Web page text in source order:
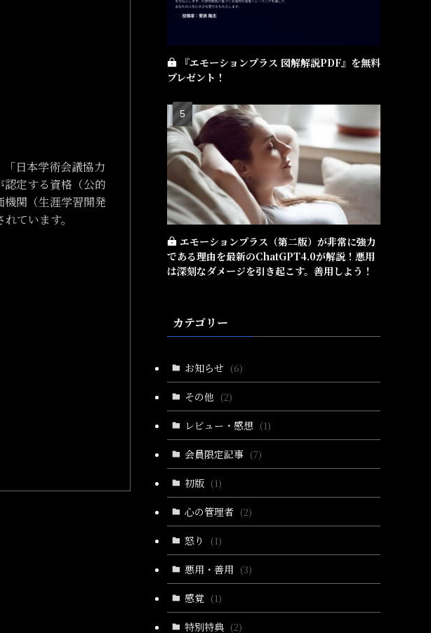
「日本学術会議協力
定する資格（公的
機関（生涯学習開発
ています。
『エモーションプラス 図解解説PDF』を無料
プレゼント！
エモーションプラス（第二版）が非常に強力
である理由を最新のChatGPT4.0が解説！悪用
は深刻なダメージを引き起こす。善用しよう！
カテゴリー
お知らせ (6)
その他 (2)
レビュー・感想 (1)
会員限定記事 (7)
初版 (1)
心の管理者 (2)
怒り (1)
悪用・善用 (3)
感覚 (1)
特別特典 (2)